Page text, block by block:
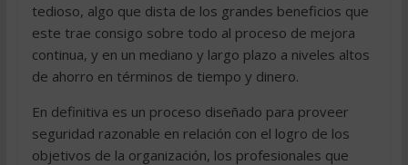
tedioso, algo que dista de los grandes beneficios que
este trae consigo sobre todo al proceso de mejora
continua, y en un mediano y largo plazo a niveles altos
de ahorro en términos de tiempo y dinero.
En definitiva es un proceso diseñado para proveer
seguridad razonable en relación con el logro de los
objetivos de la organización, los profesionales que